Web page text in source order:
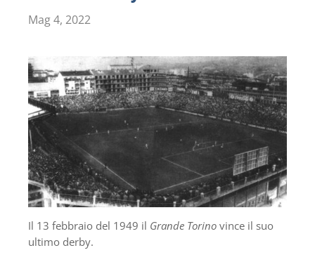
Mag 4, 2022
Il 13 febbraio del 1949 il Grande Torino vince il suo
ultimo derby.